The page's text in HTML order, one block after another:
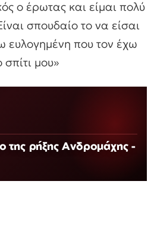
ο έρωτας και είμαι πολύ
σπουδαίο το να είσαι
ευλογημένη που τον έχω
μου»
της ρήξης Ανδρομάχης -